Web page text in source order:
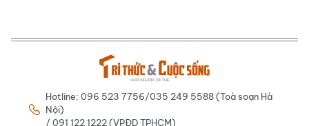
Hotline: 096 523 7756/035 249 5588 (Toà soạn Hà
Nội)
/ 091 122 1222 (VPĐD TPHCM)